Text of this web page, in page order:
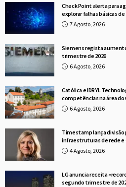
Check Point alerta para
explorar falhas básicas
7 Agosto, 2026
Siemens regista
trimestre de 2026
6 Agosto, 2026
Católica e IDRYL
competências na área
6 Agosto, 2026
Timestamp lança
infraestruturas de rede
4 Agosto, 2026
LG anuncia receita
segundo trimestre de